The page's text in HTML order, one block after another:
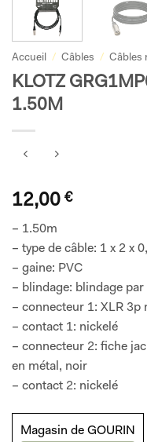
Accueil / Câbles / Câbles
KLOTZ
1.50M
12,00 €
– 1.50m
– type de câble: 1 x 2 x
– gaine: PVC
– blindage: blindage par
– connecteur 1: XLR 3p
– contact 1: nickelé
– connecteur 2: fiche
en métal, noir
– contact 2: nickelé
Magasin de GOURIN